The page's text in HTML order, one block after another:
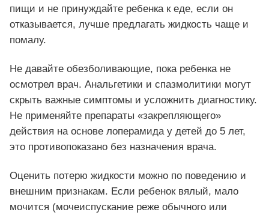
пищи и не принуждайте ребенка к еде, если он
отказывается, лучше предлагать жидкость чаще и
помалу.
Не давайте обезболивающие, пока ребенка не
осмотрел врач. Анальгетики и спазмолитики могут
скрыть важные симптомы и усложнить диагностику.
Не применяйте препараты «закрепляющего»
действия на основе лоперамида у детей до 5 лет,
это противопоказано без назначения врача.
Оценить потерю жидкости можно по поведению и
внешним признакам. Если ребенок вялый, мало
мочится (мочеиспускание реже обычного или